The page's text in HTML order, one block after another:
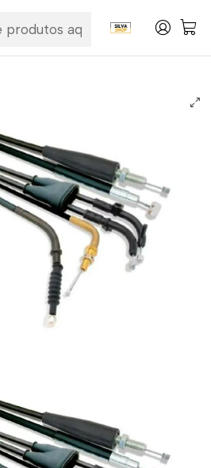
Cabos
Cabos de Embraiagem
CR 250 90-04 / WR 250 99-07